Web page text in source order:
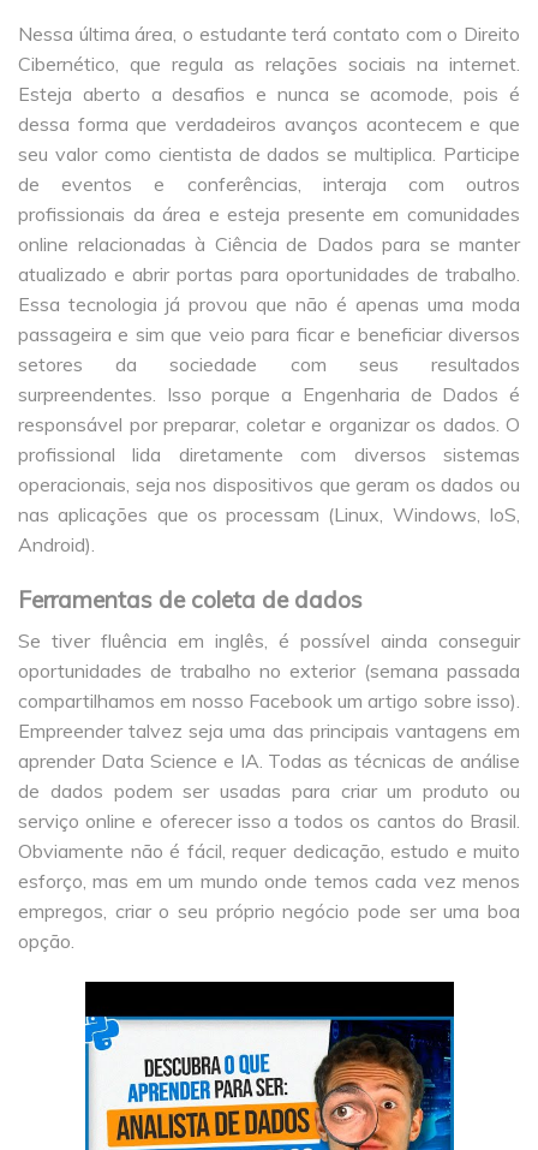
Nessa última área, o estudante terá contato com o Direito
Cibernético, que regula as relações sociais na internet.
Esteja aberto a desafios e nunca se acomode, pois é
dessa forma que verdadeiros avanços acontecem e que
seu valor como cientista de dados se multiplica. Participe
de eventos e conferências, interaja com outros
profissionais da área e esteja presente em comunidades
online relacionadas à Ciência de Dados para se manter
atualizado e abrir portas para oportunidades de trabalho.
Essa tecnologia já provou que não é apenas uma moda
passageira e sim que veio para ficar e beneficiar diversos
setores da sociedade com seus resultados
surpreendentes. Isso porque a Engenharia de Dados é
responsável por preparar, coletar e organizar os dados. O
profissional lida diretamente com diversos sistemas
operacionais, seja nos dispositivos que geram os dados ou
nas aplicações que os processam (Linux, Windows, IoS,
Android).
Ferramentas de coleta de dados
Se tiver fluência em inglês, é possível ainda conseguir
oportunidades de trabalho no exterior (semana passada
compartilhamos em nosso Facebook um artigo sobre isso).
Empreender talvez seja uma das principais vantagens em
aprender Data Science e IA. Todas as técnicas de análise
de dados podem ser usadas para criar um produto ou
serviço online e oferecer isso a todos os cantos do Brasil.
Obviamente não é fácil, requer dedicação, estudo e muito
esforço, mas em um mundo onde temos cada vez menos
empregos, criar o seu próprio negócio pode ser uma boa
opção.